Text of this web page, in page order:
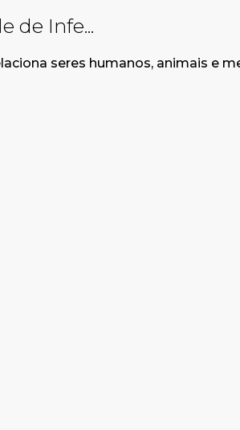
de Infe...
seres humanos, animais e